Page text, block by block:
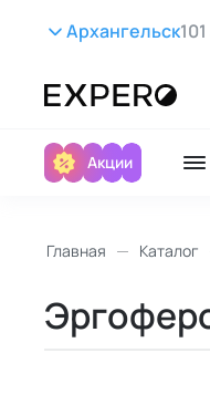
Архангельск
Акции
Главная Каталог